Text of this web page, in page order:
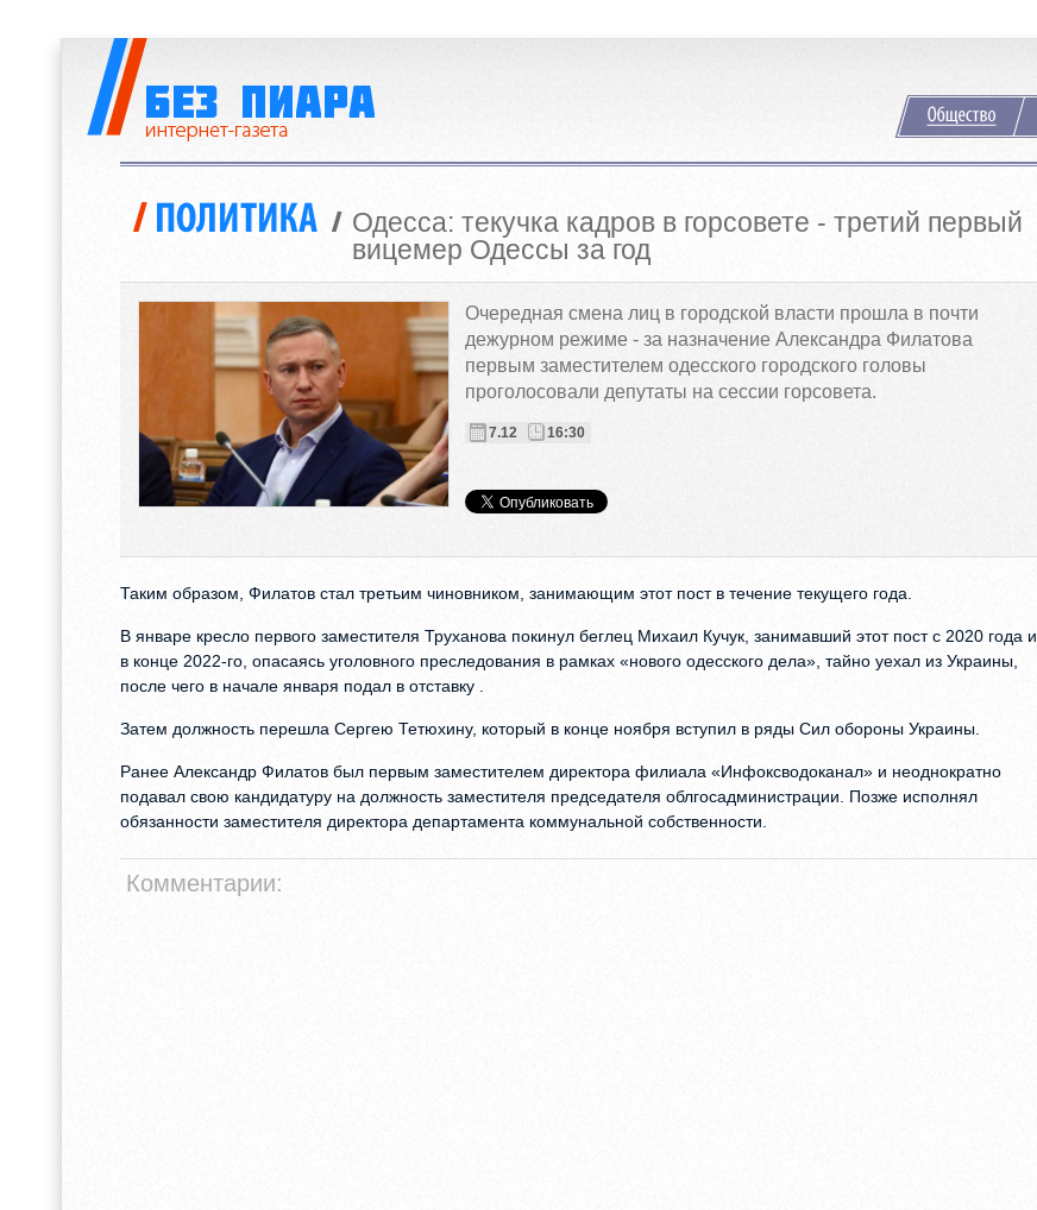
Одесса: текучка кадров в горсовете - третий первый
вицемер Одессы за год
Очередная смена лиц в городской власти прошла в почти
дежурном режиме - за назначение Александра Филатова
первым заместителем одесского городского головы
проголосовали депутаты на сессии горсовета.
7.12 16:30
Таким образом, Филатов стал третьим чиновником, занимающим этот пост в течение текущего года.
В январе кресло первого заместителя Труханова покинул беглец Михаил Кучук, занимавший этот пост с 2020 года и
в конце 2022-го, опасаясь уголовного преследования в рамках «нового одесского дела», тайно уехал из Украины,
после чего в начале января подал в отставку .
Затем должность перешла Сергею Тетюхину, который в конце ноября вступил в ряды Сил обороны Украины.
Ранее Александр Филатов был первым заместителем директора филиала «Инфоксводоканал» и неоднократно
подавал свою кандидатуру на должность заместителя председателя облгосадминистрации. Позже исполнял
обязанности заместителя директора департамента коммунальной собственности.
Комментарии: